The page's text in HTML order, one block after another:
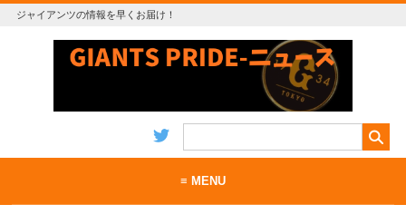
ジャイアンツの情報を早くお届け！
≡ MENU